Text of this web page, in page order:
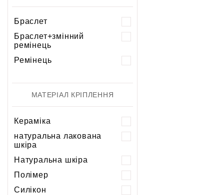
Браслет
Браслет+змінний
ремінець
Ремінець
МАТЕРІАЛ КРІПЛЕННЯ
Кераміка
натуральна лакована
шкіра
Натуральна шкіра
Полімер
Силікон